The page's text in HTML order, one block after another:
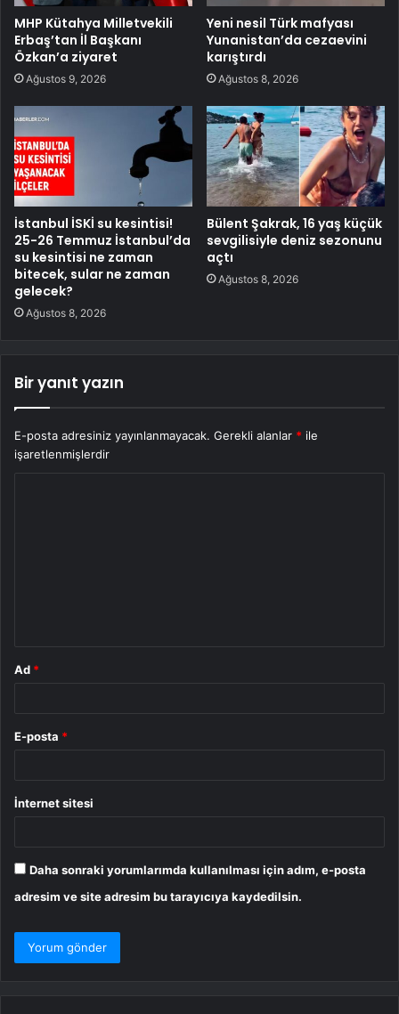
MHP Kütahya Milletvekili
Erbaş’tan İl Başkanı
Özkan’a ziyaret
Ağustos 9, 2026
Yeni nesil Türk mafyası
Yunanistan’da cezaevini
karıştırdı
Ağustos 8, 2026
İstanbul İSKİ su kesintisi!
25-26 Temmuz İstanbul’da
su kesintisi ne zaman
bitecek, sular ne zaman
gelecek?
Ağustos 8, 2026
Bülent Şakrak, 16 yaş küçük
sevgilisiyle deniz sezonunu
açtı
Ağustos 8, 2026
Bir yanıt yazın
E-posta adresiniz yayınlanmayacak. Gerekli alanlar * ile
işaretlenmişlerdir
Ad *
E-posta *
İnternet sitesi
Daha sonraki yorumlarımda kullanılması için adım, e-posta
adresim ve site adresim bu tarayıcıya kaydedilsin.